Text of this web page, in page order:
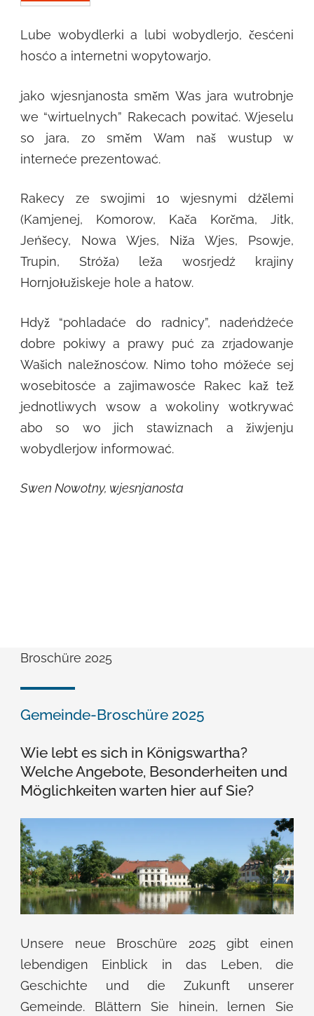
Lube wobydlerki a lubi wobydlerjo, česćeni
hosćo a internetni wopytowarjo,
jako wjesnjanosta směm Was jara wutrobnje
we “wirtuelnych” Rakecach powitać. Wjeselu
so jara, zo směm Wam naš wustup w
interneće prezentować.
Rakecy ze swojimi 10 wjesnymi dźělemi
(Kamjenej, Komorow, Kača Korčma, Jitk,
Jeńšecy, Nowa Wjes, Niža Wjes, Psowje,
Trupin, Stróža) leža wosrjedź krajiny
Hornjołužiskeje hole a hatow.
Hdyž “pohladaće do radnicy”, nadeńdźeće
dobre pokiwy a prawy puć za zrjadowanje
Wašich naležnosćow. Nimo toho móžeće sej
wosebitosće a zajimawosće Rakec kaž tež
jednotliwych wsow a wokoliny wotkrywać
abo so wo jich stawiznach a žiwjenju
wobydlerjow informować.
Swen Nowotny, wjesnjanosta
Broschüre 2025
Gemeinde-Broschüre 2025
Wie lebt es sich in Königswartha?
Welche Angebote, Besonderheiten und
Möglichkeiten warten hier auf Sie?
Unsere neue Broschüre 2025 gibt einen
lebendigen Einblick in das Leben, die
Geschichte und die Zukunft unserer
Gemeinde. Blättern Sie hinein, lernen Sie